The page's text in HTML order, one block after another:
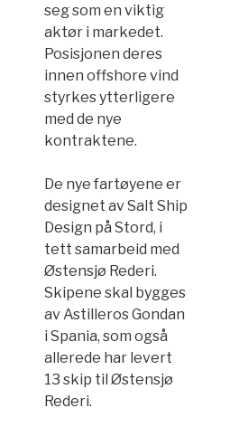
seg som en viktig
aktør i markedet.
Posisjonen deres
innen offshore vind
styrkes ytterligere
med de nye
kontraktene.
De nye fartøyene er
designet av Salt Ship
Design på Stord, i
tett samarbeid med
Østensjø Rederi.
Skipene skal bygges
av Astilleros Gondan
i Spania, som også
allerede har levert
13 skip til Østensjø
Rederi.